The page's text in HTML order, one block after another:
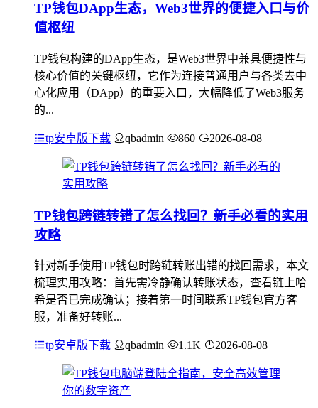
TP钱包DApp生态，Web3世界的便捷入口与价
值枢纽
TP钱包构建的DApp生态，是Web3世界中兼具便捷性与
核心价值的关键枢纽，它作为连接普通用户与各类去中
心化应用（DApp）的重要入口，大幅降低了Web3服务
的...
tp安卓版下载 qbadmin 860 2026-08-08
TP钱包跨链转错了怎么找回？新手必看的实用
攻略
针对新手使用TP钱包时跨链转账出错的找回需求，本文
梳理实用攻略：首先需冷静确认转账状态，查看链上哈
希是否已完成确认；接着第一时间联系TP钱包官方客
服，准备好转账...
tp安卓版下载 qbadmin 1.1K 2026-08-08